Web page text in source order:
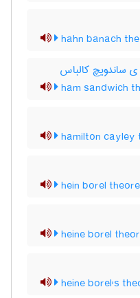
hahn banach
ساندویچ کالباس
ham sandwich
hamilton cayley
hein borel
heine borel
heine borel's